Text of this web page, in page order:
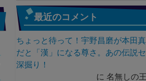
最近のコメント
ちょっと待って！宇野昌磨が本田
だと「漢」になる尊さ。あの伝説
深掘り！
に 名無しの